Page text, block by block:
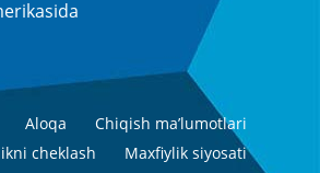
Aloqa
Chiqish ma’lumotlari
cheklash
Maxfiylik siyosati